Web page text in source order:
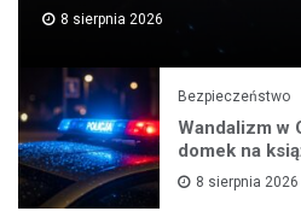
8 sierpnia 2026
Bezpieczeństwo
Wandalizm w
domek na
8 sierpnia 2026